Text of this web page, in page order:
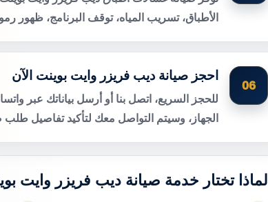
الأطباق، تسريب المياه، توقف البرنامج، ظهور
06
احجز صيانة ديب فريزر وايت بوينت الآن
للحجز السريع، اتصل بنا أو أرسل بياناتك عبر
الجهاز، وسيتم التواصل معك لتأكيد تفاصيل طلب
لماذا تختار خدمة صيانة ديب فريزر وايت